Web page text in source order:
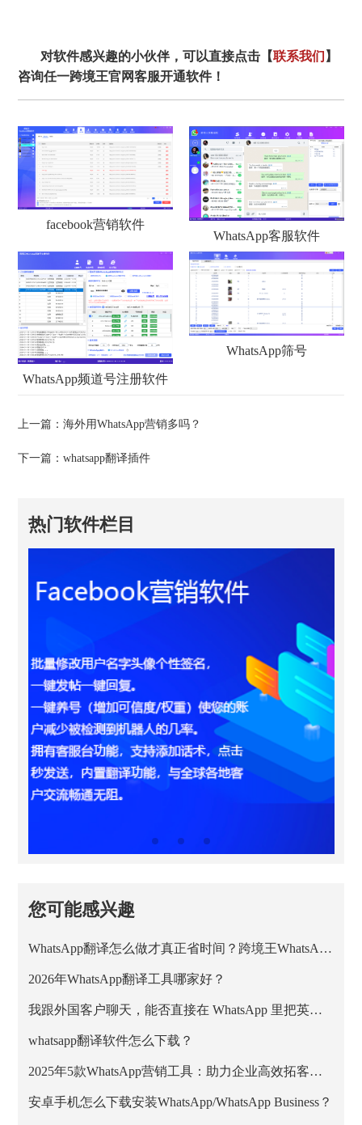
对软件感兴趣的小伙伴，可以直接点击【联系我们 】
咨询任一跨境王官网客服开通软件！
facebook营销软件
WhatsApp客服软件
WhatsApp频道号注册软件
WhatsApp筛号
上一篇：海外用WhatsApp营销多吗？
下一篇：whatsapp翻译插件
热门软件栏目
您可能感兴趣
WhatsApp翻译怎么做才真正省时间？跨境王WhatsApp客服系统的正确用法
2026年WhatsApp翻译工具哪家好？
我跟外国客户聊天，能否直接在 WhatsApp 里把英文消息翻成中文？
whatsapp翻译软件怎么下载？
2025年5款WhatsApp营销工具：助力企业高效拓客与私域增长
安卓手机怎么下载安装WhatsApp/WhatsApp Business？